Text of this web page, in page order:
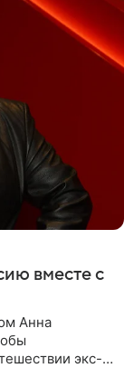
вместе с
Анна
экс-